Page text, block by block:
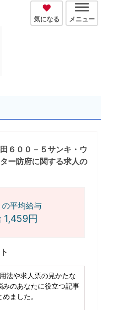
気になる メニュー
６００－５サンキ・ウ
ー防府に関する求人の
平均給与
1,459円
法や求人票の見かたな
みのあなたに役立つ記事
めました。